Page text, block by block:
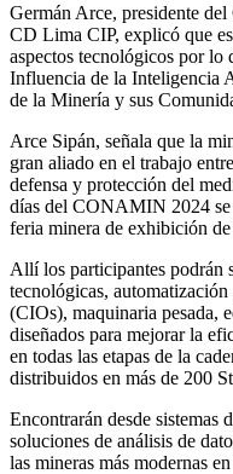
Germán Arce, presidente
CD Lima CIP, explicó que
aspectos tecnológicos por lo
Influencia de la Inteligencia
de la Minería y sus
Arce Sipán, señala que la
gran aliado en el trabajo
defensa y protección del
días del CONAMIN 2024 se
feria minera de exhibición
Allí los participantes podrán
tecnológicas,
(CIOs), maquinaria pesada,
diseñados para mejorar la
en todas las etapas de la
distribuidos en más de 200
Encontrarán desde sistemas
soluciones de análisis de
las mineras más modernas